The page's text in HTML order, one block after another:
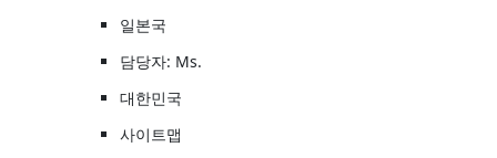
일본국
담당자: Ms.
대한민국
사이트맵